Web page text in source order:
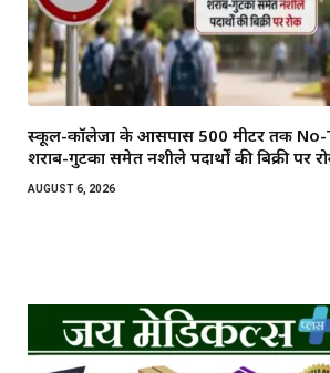
स्कूल-कॉलेजों के आसपास 500 मीटर तक
शराब-गुटका समेत नशीले पदार्थों की बिक्री पर
AUGUST 6, 2026